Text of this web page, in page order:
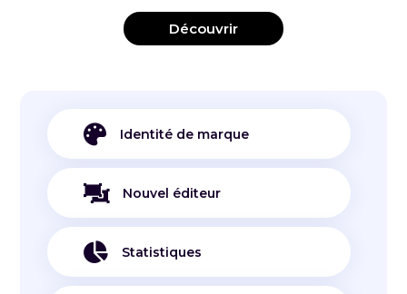
Découvrir
 Identité de marque
 Nouvel éditeur
 Statistiques